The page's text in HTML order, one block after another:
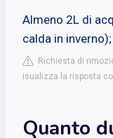
Almeno 2L di
calda in inverno);
Richiesta di
isualizza la risposta
Quanto